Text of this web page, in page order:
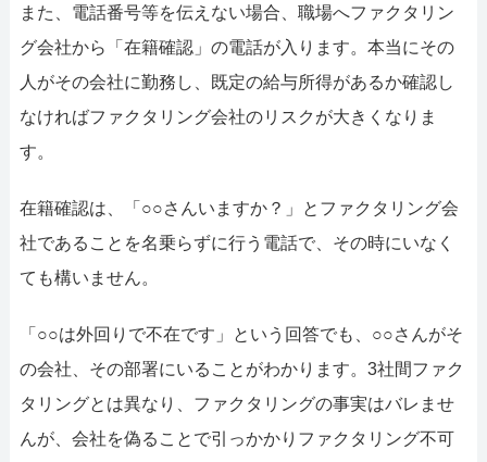
また、電話番号等を伝えない場合、職場へファクタリン
グ会社から「在籍確認」の電話が入ります。本当にその
人がその会社に勤務し、既定の給与所得があるか確認し
なければファクタリング会社のリスクが大きくなりま
す。
在籍確認は、「○○さんいますか？」とファクタリング会
社であることを名乗らずに行う電話で、その時にいなく
ても構いません。
「○○は外回りで不在です」という回答でも、○○さんがそ
の会社、その部署にいることがわかります。3社間ファク
タリングとは異なり、ファクタリングの事実はバレませ
んが、会社を偽ることで引っかかりファクタリング不可